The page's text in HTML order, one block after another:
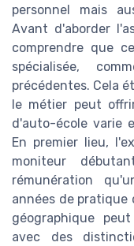
personnel mais
Avant d'aborder
comprendre que
spécialisée,
précédentes. Cela
le métier peut
d'auto-école varie
En premier lieu,
moniteur
rémunération
années de pratique
géographique
avec des